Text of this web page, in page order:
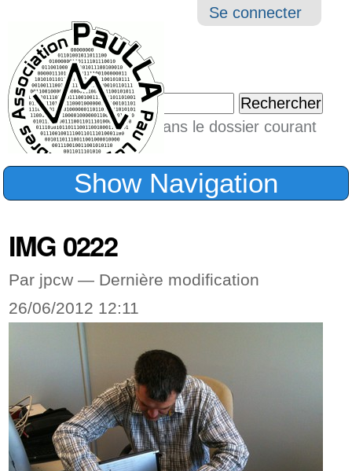
Outils
Se connecter
Chercher par
Seulement dans le dossier courant
Recherche
Show Navigation
IMG 0222
Par jpcw — Dernière modification
26/06/2012 12:11